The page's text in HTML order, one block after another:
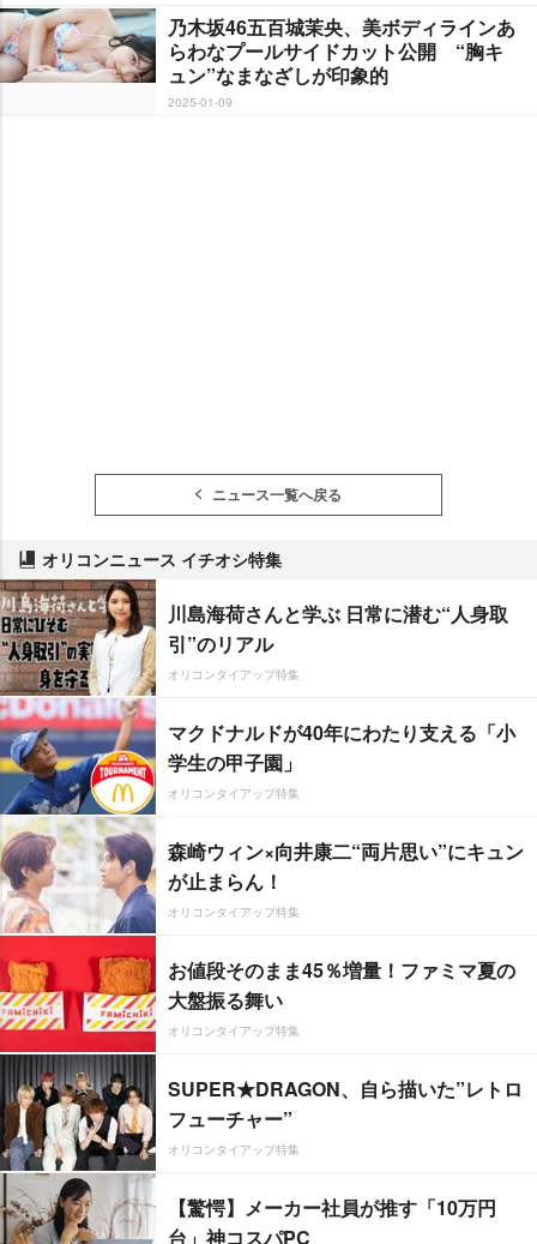
乃木坂46五百城茉央、美ボディラインあ
らわなプールサイドカット公開 “胸キ
ュン”なまなざしが印象的
2025-01-09
ニュース一覧へ戻る
オリコンニュース イチオシ特集
川島海荷さんと学ぶ 日常に潜む“人身取
引”のリアル
オリコンタイアップ特集
マクドナルドが40年にわたり支える「小
学生の甲子園」
オリコンタイアップ特集
森崎ウィン×向井康二“両片思い”にキュン
が止まらん！
オリコンタイアップ特集
お値段そのまま45％増量！ファミマ夏の
大盤振る舞い
オリコンタイアップ特集
SUPER★DRAGON、自ら描いた”レトロ
フューチャー”
オリコンタイアップ特集
【驚愕】メーカー社員が推す「10万円
台」神コスパPC